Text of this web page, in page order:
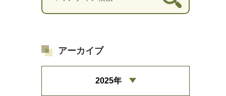
アーカイブ
2025年